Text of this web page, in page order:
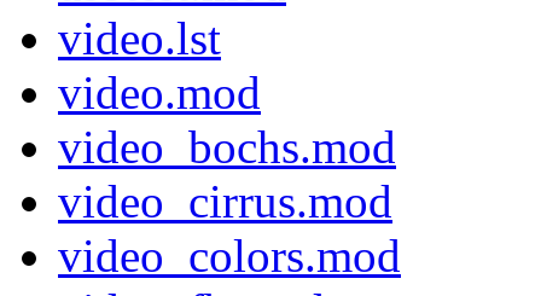
video.lst
video.mod
video_bochs.mod
video_cirrus.mod
video_colors.mod